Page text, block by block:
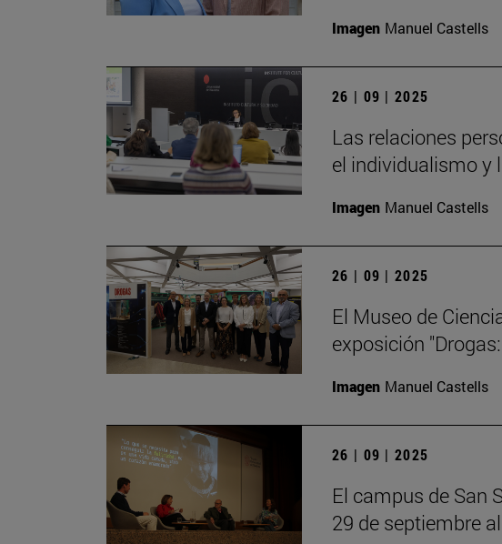
Imagen Manuel Castells
26 | 09 | 2025
Las relaciones
el individualismo y
Imagen Manuel Castells
26 | 09 | 2025
El Museo de
exposición
Imagen Manuel Castells
26 | 09 | 2025
El campus de San
29 de septiembre